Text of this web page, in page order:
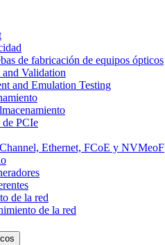
de fabricación de equipos ópticos
Validation
and Emulation Testing
de PCIe
Ethernet, FCoE y NVMeoF
de la red
de la red